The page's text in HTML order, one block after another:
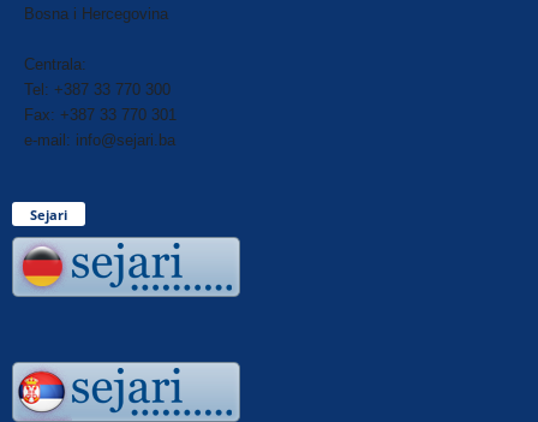
Bosna i Hercegovina
Centrala:
Tel: +387 33 770 300
Fax: +387 33 770 301
e-mail: info@sejari.ba
Sejari